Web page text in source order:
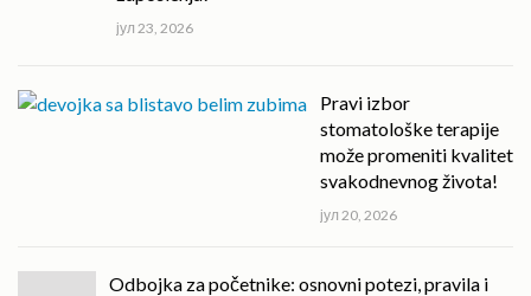
јул 23, 2026
Pravi izbor
stomatološke terapije
može promeniti kvalitet
svakodnevnog života!
јул 20, 2026
Odbojka za početnike: osnovni potezi, pravila i